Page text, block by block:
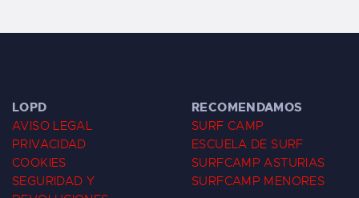
LOPD
AVISO LEGAL
PRIVACIDAD
COOKIES
SEGURIDAD Y
RECOMENDAMOS
SURF CAMP
ESCUELA DE SURF
SURFCAMP ASTURIAS
SURFCAMP MENORES